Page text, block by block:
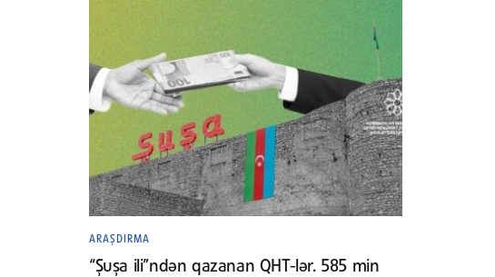
ARAŞDIRMA
“Şuşa ili”ndən qazanan QHT-lər. 585 min